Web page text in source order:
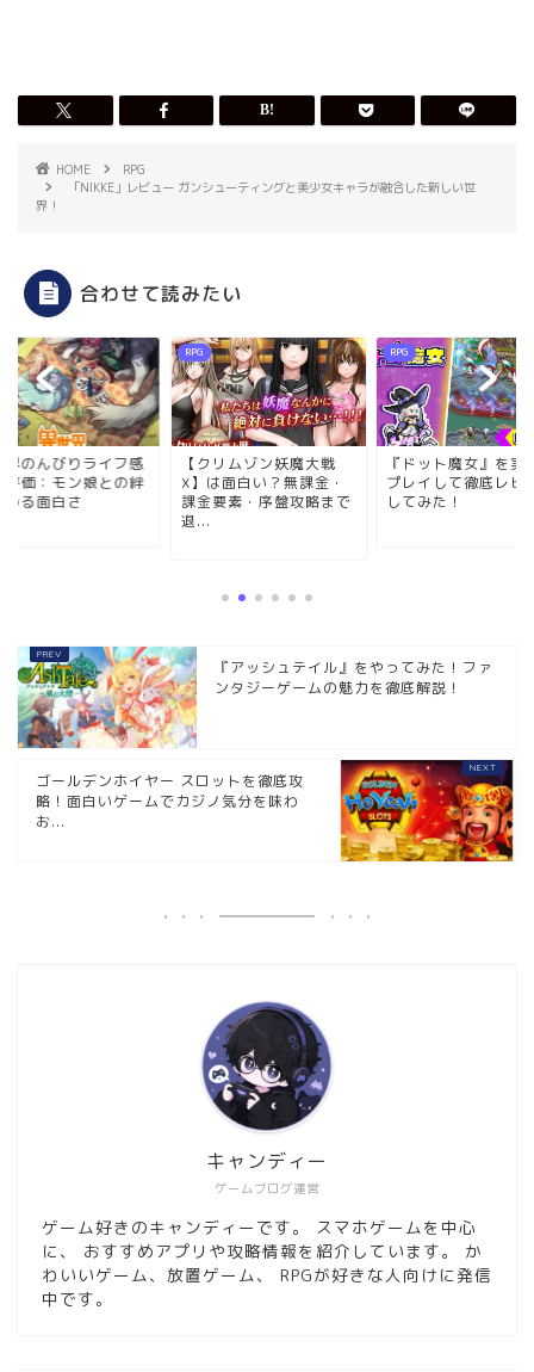
HOME
RPG
「NIKKE」レビュー ガンシューティングと美少女キャラが融合した新しい世
界！
合わせて読みたい
界のんびりライフ感
評価：モン娘との絆
める面白さ
RPG
【クリムゾン妖魔大戦
X】は面白い？無課金・
課金要素・序盤攻略まで
退...
RPG
『ドット魔女』を実
プレイして徹底レビ
してみた！
『アッシュテイル』をやってみた！ファ
ンタジーゲームの魅力を徹底解説！
ゴールデンホイヤー スロットを徹底攻
略！面白いゲームでカジノ気分を味わ
お...
ゲームブログ運営
キャンディー
ゲーム好きのキャンディーです。 スマホゲームを中心
に、 おすすめアプリや攻略情報を紹介しています。 か
わいいゲーム、放置ゲーム、 RPGが好きな人向けに発信
中です。